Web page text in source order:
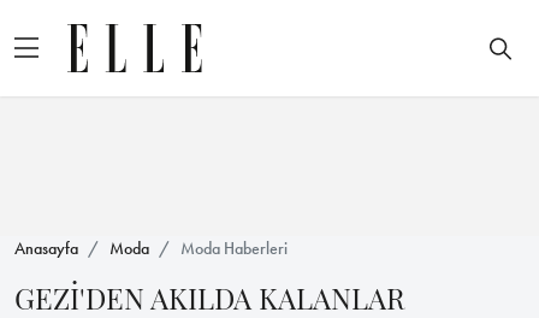
Anasayfa Moda Moda Haberleri
GEZİ'DEN AKILDA KALANLAR